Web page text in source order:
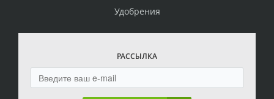
Удобрения
РАССЫЛКА